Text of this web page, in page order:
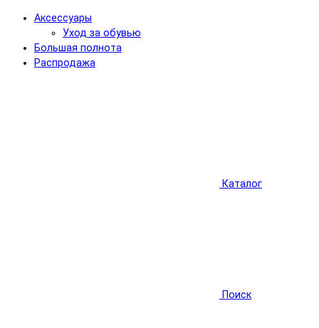
Аксессуары
Уход за обувью
Большая полнота
Распродажа
Каталог
Поиск